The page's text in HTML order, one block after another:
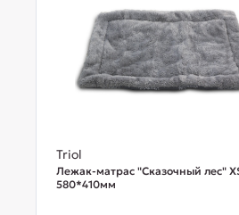
Triol
Лежак-матрас "Сказочный лес"
580*410мм